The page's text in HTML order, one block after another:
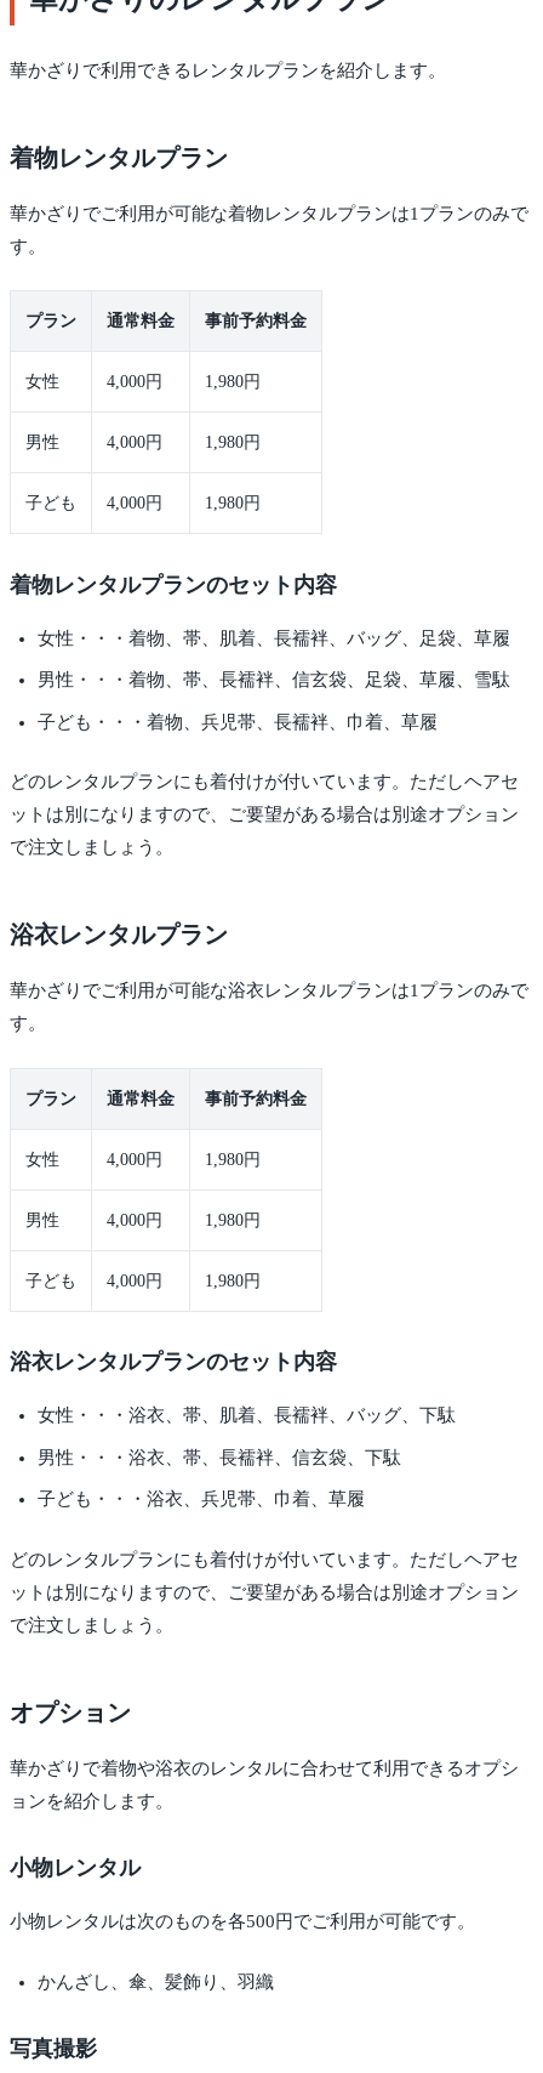
華かざりで利用できるレンタルプランを紹介します。
着物レンタルプラン
華かざりでご利用が可能な着物レンタルプランは1プランのみで
す。
プラン 通常料金 事前予約料金
女性 4,000円 1,980円
男性 4,000円 1,980円
子ども 4,000円 1,980円
着物レンタルプランのセット内容
女性・・・着物、帯、肌着、長襦袢、バッグ、足袋、草履
男性・・・着物、帯、長襦袢、信玄袋、足袋、草履、雪駄
子ども・・・着物、兵児帯、長襦袢、巾着、草履
どのレンタルプランにも着付けが付いています。ただしヘアセ
ットは別になりますので、ご要望がある場合は別途オプション
で注文しましょう。
浴衣レンタルプラン
華かざりでご利用が可能な浴衣レンタルプランは1プランのみで
す。
プラン 通常料金 事前予約料金
女性 4,000円 1,980円
男性 4,000円 1,980円
子ども 4,000円 1,980円
浴衣レンタルプランのセット内容
女性・・・浴衣、帯、肌着、長襦袢、バッグ、下駄
男性・・・浴衣、帯、長襦袢、信玄袋、下駄
子ども・・・浴衣、兵児帯、巾着、草履
どのレンタルプランにも着付けが付いています。ただしヘアセ
ットは別になりますので、ご要望がある場合は別途オプション
で注文しましょう。
オプション
華かざりで着物や浴衣のレンタルに合わせて利用できるオプシ
ョンを紹介します。
小物レンタル
小物レンタルは次のものを各500円でご利用が可能です。
かんざし、傘、髪飾り、羽織
写真撮影